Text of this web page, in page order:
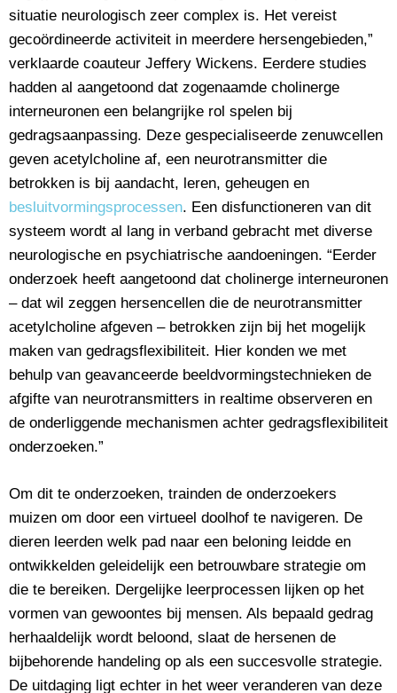
situatie neurologisch zeer complex is. Het vereist
gecoördineerde activiteit in meerdere hersengebieden,”
verklaarde coauteur Jeffery Wickens. Eerdere studies
hadden al aangetoond dat zogenaamde cholinerge
interneuronen een belangrijke rol spelen bij
gedragsaanpassing. Deze gespecialiseerde zenuwcellen
geven acetylcholine af, een neurotransmitter die
betrokken is bij aandacht, leren, geheugen en
besluitvormingsprocessen. Een disfunctioneren van dit
systeem wordt al lang in verband gebracht met diverse
neurologische en psychiatrische aandoeningen. “Eerder
onderzoek heeft aangetoond dat cholinerge interneuronen
– dat wil zeggen hersencellen die de neurotransmitter
acetylcholine afgeven – betrokken zijn bij het mogelijk
maken van gedragsflexibiliteit. Hier konden we met
behulp van geavanceerde beeldvormingstechnieken de
afgifte van neurotransmitters in realtime observeren en
de onderliggende mechanismen achter gedragsflexibiliteit
onderzoeken.”
Om dit te onderzoeken, trainden de onderzoekers
muizen om door een virtueel doolhof te navigeren. De
dieren leerden welk pad naar een beloning leidde en
ontwikkelden geleidelijk een betrouwbare strategie om
die te bereiken. Dergelijke leerprocessen lijken op het
vormen van gewoontes bij mensen. Als bepaald gedrag
herhaaldelijk wordt beloond, slaat de hersenen de
bijbehorende handeling op als een succesvolle strategie.
De uitdaging ligt echter in het weer veranderen van deze